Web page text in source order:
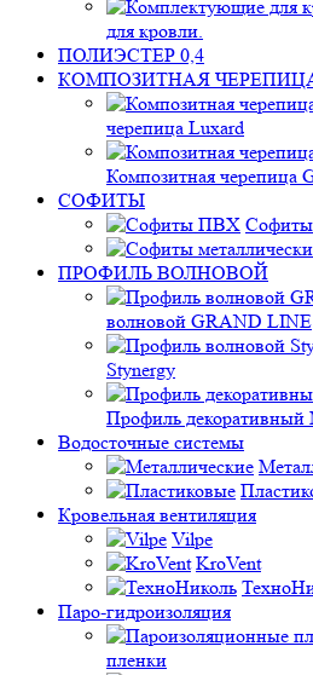
для кровли.
ПОЛИЭСТЕР 0,4
КОМПОЗИТНАЯ
черепица Luxard
Композитная черепица
СОФИТЫ
ПРОФИЛЬ ВОЛНОВОЙ
волновой GRAND LINE
Stynergy
Профиль
Водосточные системы
Кровельная вентиляция
Vilpe
KroVent
Паро-гидроизоляция
пленки